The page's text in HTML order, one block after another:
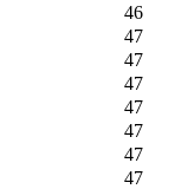
46
47
47
47
47
47
47
47